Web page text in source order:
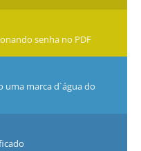
senha no PDF
uma marca d`água do